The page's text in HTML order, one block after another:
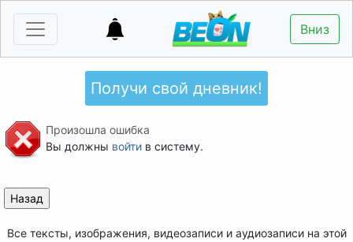
Вниз
Получи свой дневник!
Произошла ошибка
Вы должны войтив систему.
Все тексты, изображения, видеозаписи и аудиозаписи на этой